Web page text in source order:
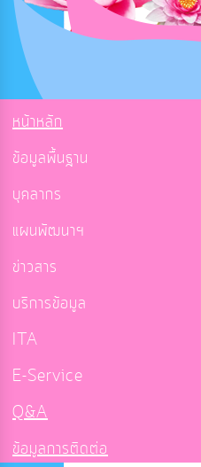
หน้าหลัก
ข้อมูลพื้นฐาน
บุคลากร
แผนพัฒนาฯ
ข่าวสาร
บริการข้อมูล
ITA
E-Service
Q&A
ข้อมูลการติดต่อ